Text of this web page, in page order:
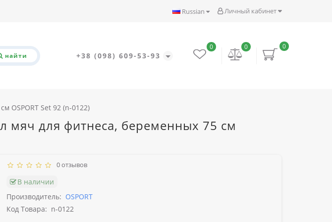
Личный кабинет
Russian
найти +38 (098) 609-53-93
0
0
0
OSPORT Set 92 (n-0122)
мяч для фитнеса, беременных 75 см
0 отзывов
В наличии
Производитель: OSPORT
Код Товара: n-0122